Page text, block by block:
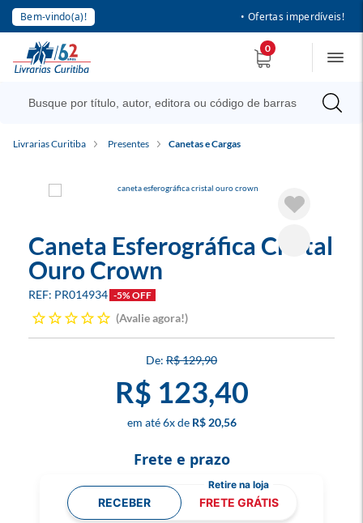
Bem-vindo(a)! • Ofertas imperdíveis!
0
Livrarias Curitiba Presentes Canetas e Cargas
Caneta Esferográfica Cristal
Ouro Crown
PR014934 -5% OFF
Avalie agora!
R$ 129,90
R$ 123,40
6x R$ 20,56
Frete e prazo
RECEBER FRETE GRÁTIS